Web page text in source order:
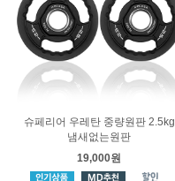
슈페리어 우레탄 중량원판 2.5kg
냄새없는원판
19,000원